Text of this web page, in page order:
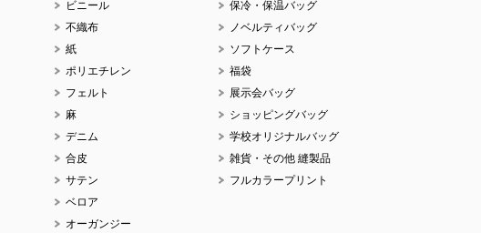
ビニール
不織布
紙
ポリエチレン
フェルト
麻
デニム
合皮
サテン
ベロア
オーガンジー
保冷・保温バッグ
ノベルティバッグ
ソフトケース
福袋
展示会バッグ
ショッピングバッグ
学校オリジナルバッグ
雑貨・その他 縫製品
フルカラープリント